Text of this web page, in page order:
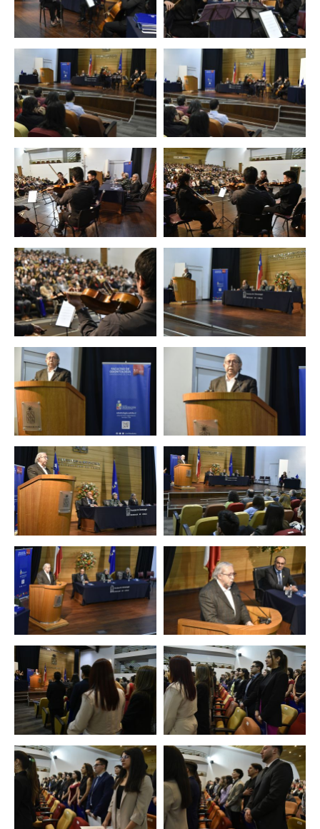
Zoom
Zoom Zoom
Zoom
Zoom
Zoom Zoom
Zoom Zoom
Zoom Zoom
Zoom Zoom